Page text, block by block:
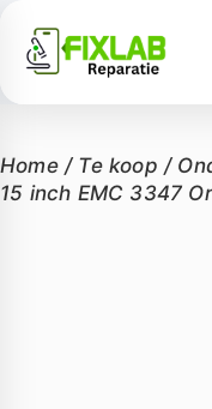
Home / Te koop /
15 inch EMC 3347